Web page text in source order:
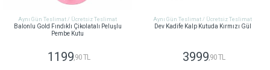
Aynı Gün Teslimat / Ücretsiz Teslimat
Balonlu Gold Fındıklı Çikolatalı Peluşlu
Pembe Kutu
1199,90 TL
Aynı Gün Teslimat / Ücretsiz Teslimat
Dev Kadife Kalp Kutuda Kırmızı Gül
3999,90 TL